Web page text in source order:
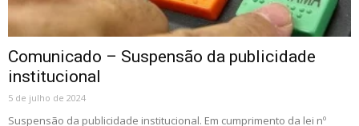
Comunicado – Suspensão da publicidade
institucional
5 de julho de 2024
Suspensão da publicidade institucional. Em cumprimento da lei nº